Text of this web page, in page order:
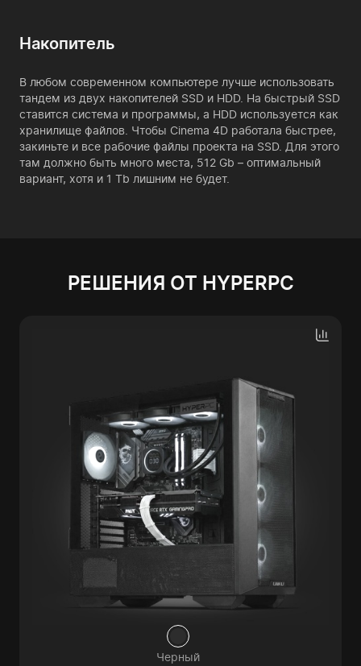
Накопитель
В любом современном компьютере лучше использовать
тандем из двух накопителей SSD и HDD. На быстрый SSD
ставится система и программы, а HDD используется как
хранилище файлов. Чтобы Cinema 4D работала быстрее,
закиньте и все рабочие файлы проекта на SSD. Для этого
там должно быть много места, 512 Gb – оптимальный
вариант, хотя и 1 Tb лишним не будет.
РЕШЕНИЯ ОТ HYPERPC
Черный